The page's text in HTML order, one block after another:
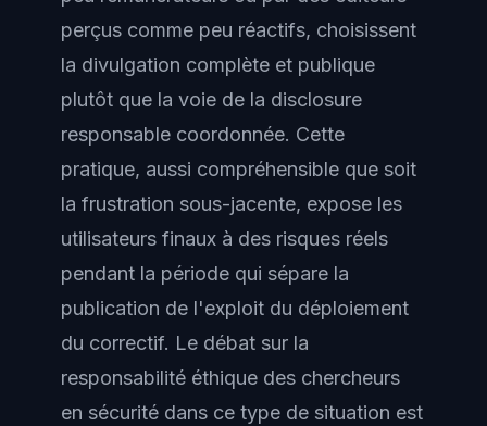
perçus comme peu réactifs, choisissent
la divulgation complète et publique
plutôt que la voie de la disclosure
responsable coordonnée. Cette
pratique, aussi compréhensible que soit
la frustration sous-jacente, expose les
utilisateurs finaux à des risques réels
pendant la période qui sépare la
publication de l'exploit du déploiement
du correctif. Le débat sur la
responsabilité éthique des chercheurs
en sécurité dans ce type de situation est